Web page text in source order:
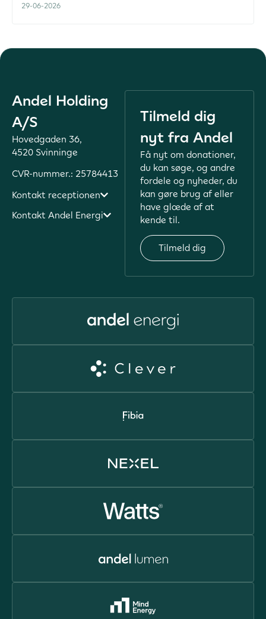
29-06-2026
Andel Holding
A/S
Hovedgaden 36,
4520 Svinninge
CVR-nummer.: 25784413
Kontakt receptionen
Kontakt Andel Energi
Tilmeld dig
nyt fra Andel
Få nyt om donationer,
du kan søge, og andre
fordele og nyheder, du
kan gøre brug af eller
have glæde af at
kende til.
Tilmeld dig